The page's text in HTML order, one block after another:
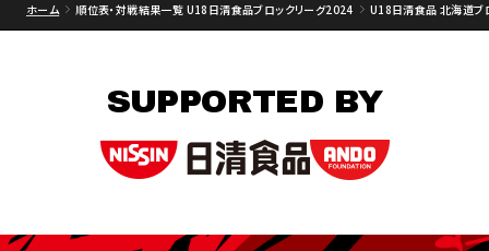
ホーム 順位表・対戦結果一覧 U18日清食品ブロックリーグ2024 U18日清食品 北海道ブ
SUPPORTED BY